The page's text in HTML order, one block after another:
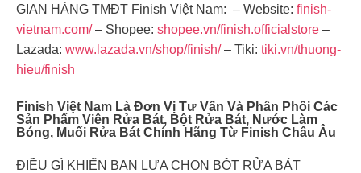
GIAN HÀNG TMĐT Finish Việt Nam: – Website: finish-
vietnam.com/– Shopee: shopee.vn/finish.officialstore –
Lazada: www.lazada.vn/shop/finish/– Tiki: tiki.vn/thuong-
hieu/finish
Finish Việt Nam Là Đơn Vị Tư Vấn Và Phân Phối Các
Sản Phẩm Viên Rửa Bát, Bột Rửa Bát, Nước Làm
Bóng, Muối Rửa Bát Chính Hãng Từ Finish Châu Âu
ĐIỀU GÌ KHIẾN BẠN LỰA CHỌN BỘT RỬA BÁT